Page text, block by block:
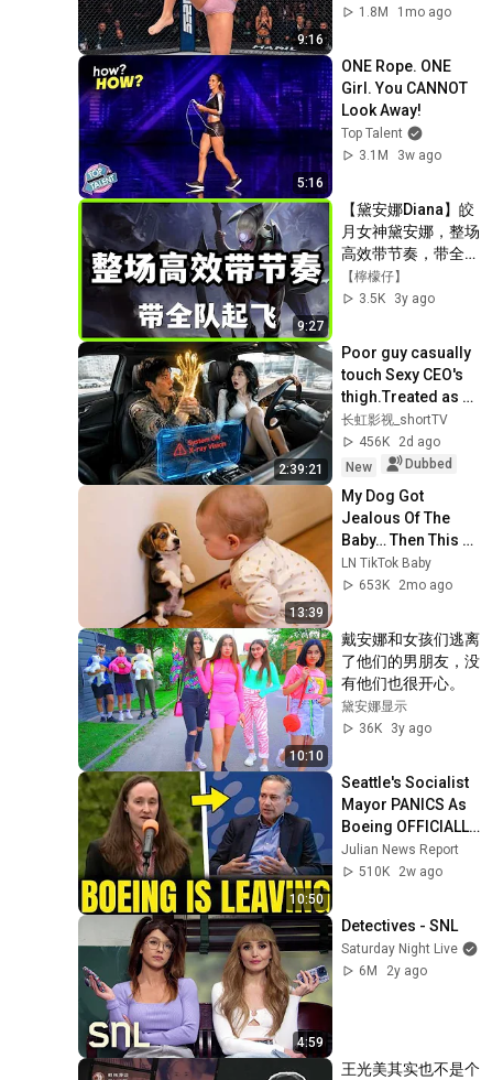
9:16
1.8M
1mo ago
5:16
ONE Rope. ONE
Girl. You CANNOT
Look Away!
Top Talent
3.1M
3w ago
9:27
【黛安娜Diana】皎
月女神黛安娜，整场
高效带节奏，带全队
起飞#LOL#英雄聯盟
#檸檬仔
【檸檬仔】
3.5K
3y ago
2:39:21
Poor guy casually
touch Sexy CEO's
thigh.Treated as
pervert.Awake
system earn
beautys,become
长虹影视_shortTV
456K
2d ago
New
Dubbed
13:39
My Dog Got
Jealous Of The
Baby… Then This
Happened 😂🐶
LN TikTok Baby
653K
2mo ago
10:10
戴安娜和女孩们逃离
了他们的男朋友，没
有他们也很开心。
黛安娜显示
36K
3y ago
10:50
Seattle's Socialist
Mayor PANICS As
Boeing OFFICIALLY
SHIFTS 9,000 Jobs
To South Carolina
Julian News Report
510K
2w ago
4:59
Detectives - SNL
Saturday Night Live
6M
2y ago
王光美其实也不是个